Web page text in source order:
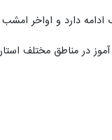
دارد و اواخر
الزامی است
بارش برف و